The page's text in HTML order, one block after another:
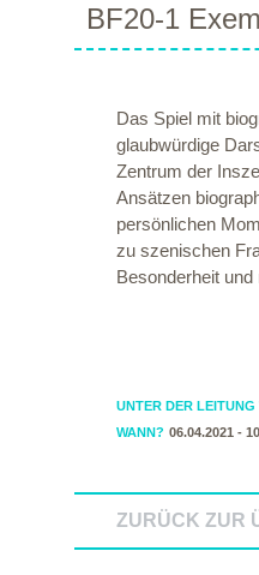
BF20-1
Das Spiel mit
glaubwürdige
Zentrum der
Ansätzen
persönlichen
zu szenischen
Besonderheit
UNTER DER LEITUNG
WANN? 06.04.2021 -
ZURÜCK ZUR